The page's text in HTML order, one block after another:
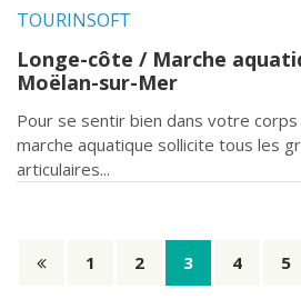
TOURINSOFT
Longe-côte / Marche
Moëlan-sur-Mer
Pour se sentir bien dans votre
marche aquatique sollicite tous les
articulaires...
Page précédente
1 2 3 4 5